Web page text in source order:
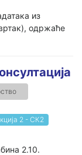
из
одржаће
2 - СК2
2.10.